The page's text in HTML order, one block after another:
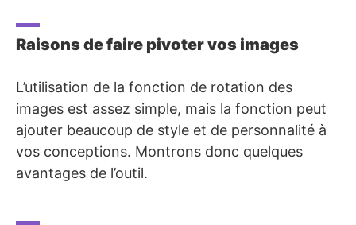
Raisons de faire pivoter vos images
L’utilisation de la fonction de rotation des
images est assez simple, mais la fonction peut
ajouter beaucoup de style et de personnalité à
vos conceptions. Montrons donc quelques
avantages de l’outil.